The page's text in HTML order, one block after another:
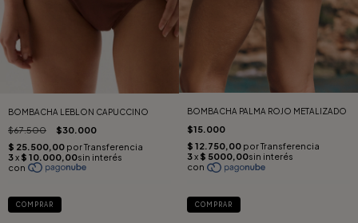
BOMBACHA LEBLON CAPUCCINO
$67.500 $30.000
COMPRAR
BOMBACHA PALMA ROJO METALIZADO
$15.000
COMPRAR